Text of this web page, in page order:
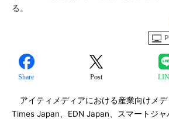
る。
Share Post
アイティメディアにおける産業向けメデ
Times Japan、EDN Japan、スマートジ